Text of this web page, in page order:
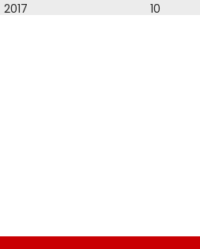
2017
2009
10